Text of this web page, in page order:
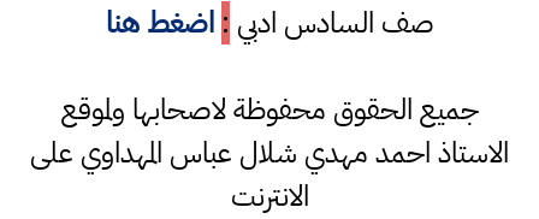
صف السادس ادبي : اضغط هنا
جميع الحقوق محفوظة لاصحابها ولموقع
الاستاذ احمد مهدي شلال عباس المهداوي على
الانترنت